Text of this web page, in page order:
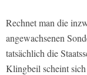
Rechnet man die
angewachsenen
tatsächlich die
Klingbeil scheint sich